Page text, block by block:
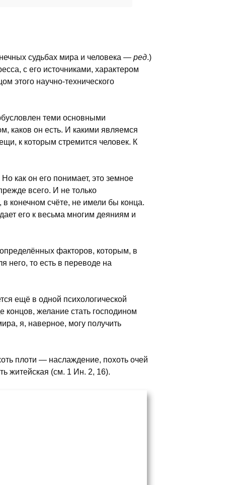
судьбах мира и человека — ред.)
с его источниками, характером
этого научно-технического
теми основными
каков он есть. И какими являемся
к которым стремится человек. К
как он его понимает, это земное
всего. И не только
конечном счёте, не имели бы конца.
его к весьма многим деяниям и
факторов, которым, в
него, то есть в переводе на
ещё в одной психологической
концов, желание стать господином
я, наверное, могу получить
плоти — наслаждение, похоть очей
житейская (см. 1 Ин. 2, 16).